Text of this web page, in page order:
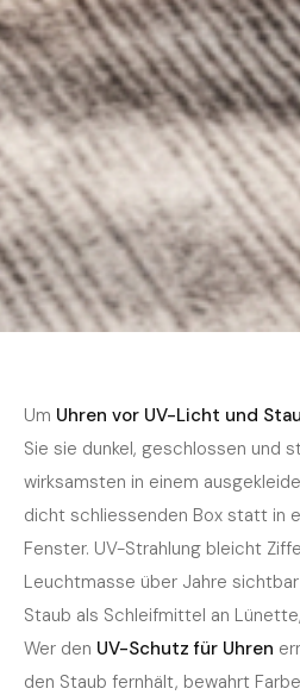
Uhren vor UV-Licht
Um Uhren vor UV-Licht und
Sie sie dunkel, geschlossen und
wirksamsten in einem
dicht schliessenden Box statt in
Fenster. UV-Strahlung bleicht
Leuchtmasse über Jahre
Staub als Schleifmittel an
Wer den UV-Schutz für Uhren
den Staub fernhält, bewahrt